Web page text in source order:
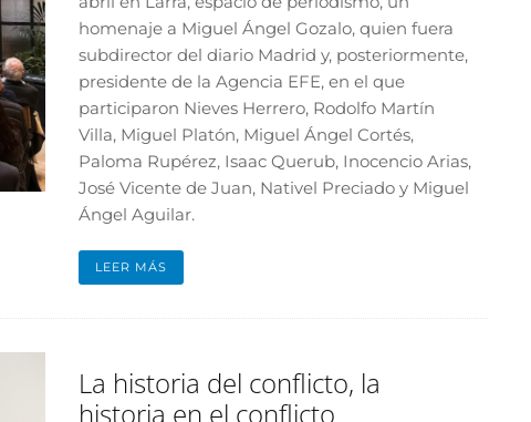
homenaje a Miguel Ángel Gozalo, quien fuera
subdirector del diario Madrid y, posteriormente,
presidente de la Agencia EFE, en el que
participaron Nieves Herrero, Rodolfo Martín
Villa, Miguel Platón, Miguel Ángel Cortés,
Paloma Rupérez, Isaac Querub, Inocencio Arias,
José Vicente de Juan, Nativel Preciado y Miguel
Ángel Aguilar.
LEER MÁS
La historia del conflicto, la
historia en el conflicto